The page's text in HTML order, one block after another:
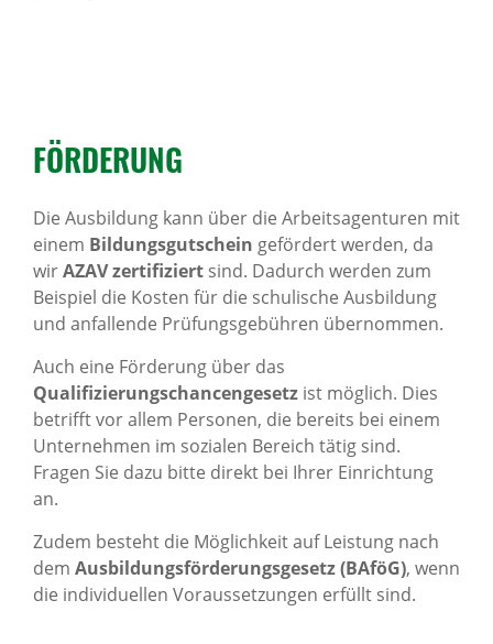
FÖRDERUNG
Die Ausbildung kann über die Arbeitsagenturen mit
einem Bildungsgutschein gefördert werden, da
wirAZAV zertifiziert sind. Dadurch werden zum
Beispiel die Kosten für die schulische Ausbildung
und anfallende Prüfungsgebühren übernommen.
Auch eine Förderung über das
Qualifizierungschancengesetz ist möglich. Dies
betrifft vor allem Personen, die bereits bei einem
Unternehmen im sozialen Bereich tätig sind.
Fragen Sie dazu bitte direkt bei Ihrer Einrichtung
an.
Zudem besteht die Möglichkeit auf Leistung nach
dem Ausbildungsförderungsgesetz (BAföG), wenn
die individuellen Voraussetzungen erfüllt sind.